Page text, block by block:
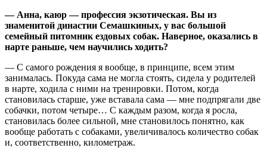
— Анна, каюр — профессия экзотическая. Вы из
знаменитой династии Семашкиных, у вас большой
семейный питомник ездовых собак. Наверное, оказались в
нарте раньше, чем научились ходить?
— С самого рождения я вообще, в принципе, всем этим
занималась. Покуда сама не могла стоять, сидела у родителей
в нарте, ходила с ними на тренировки. Потом, когда
становилась старше, уже вставала сама — мне подпрягали две
собачки, потом четыре… С каждым разом, когда я росла,
становилась более сильной, мне становилось понятно, как
вообще работать с собаками, увеличивалось количество собак
и, соответственно, километраж.